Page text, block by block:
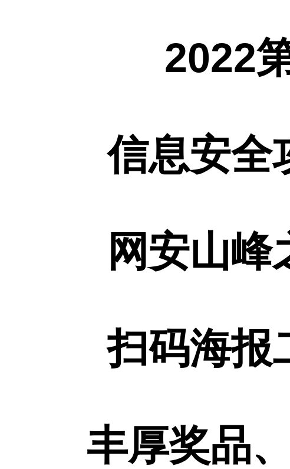
2022
信息安全
网安山峰
扫码海报
丰厚奖品